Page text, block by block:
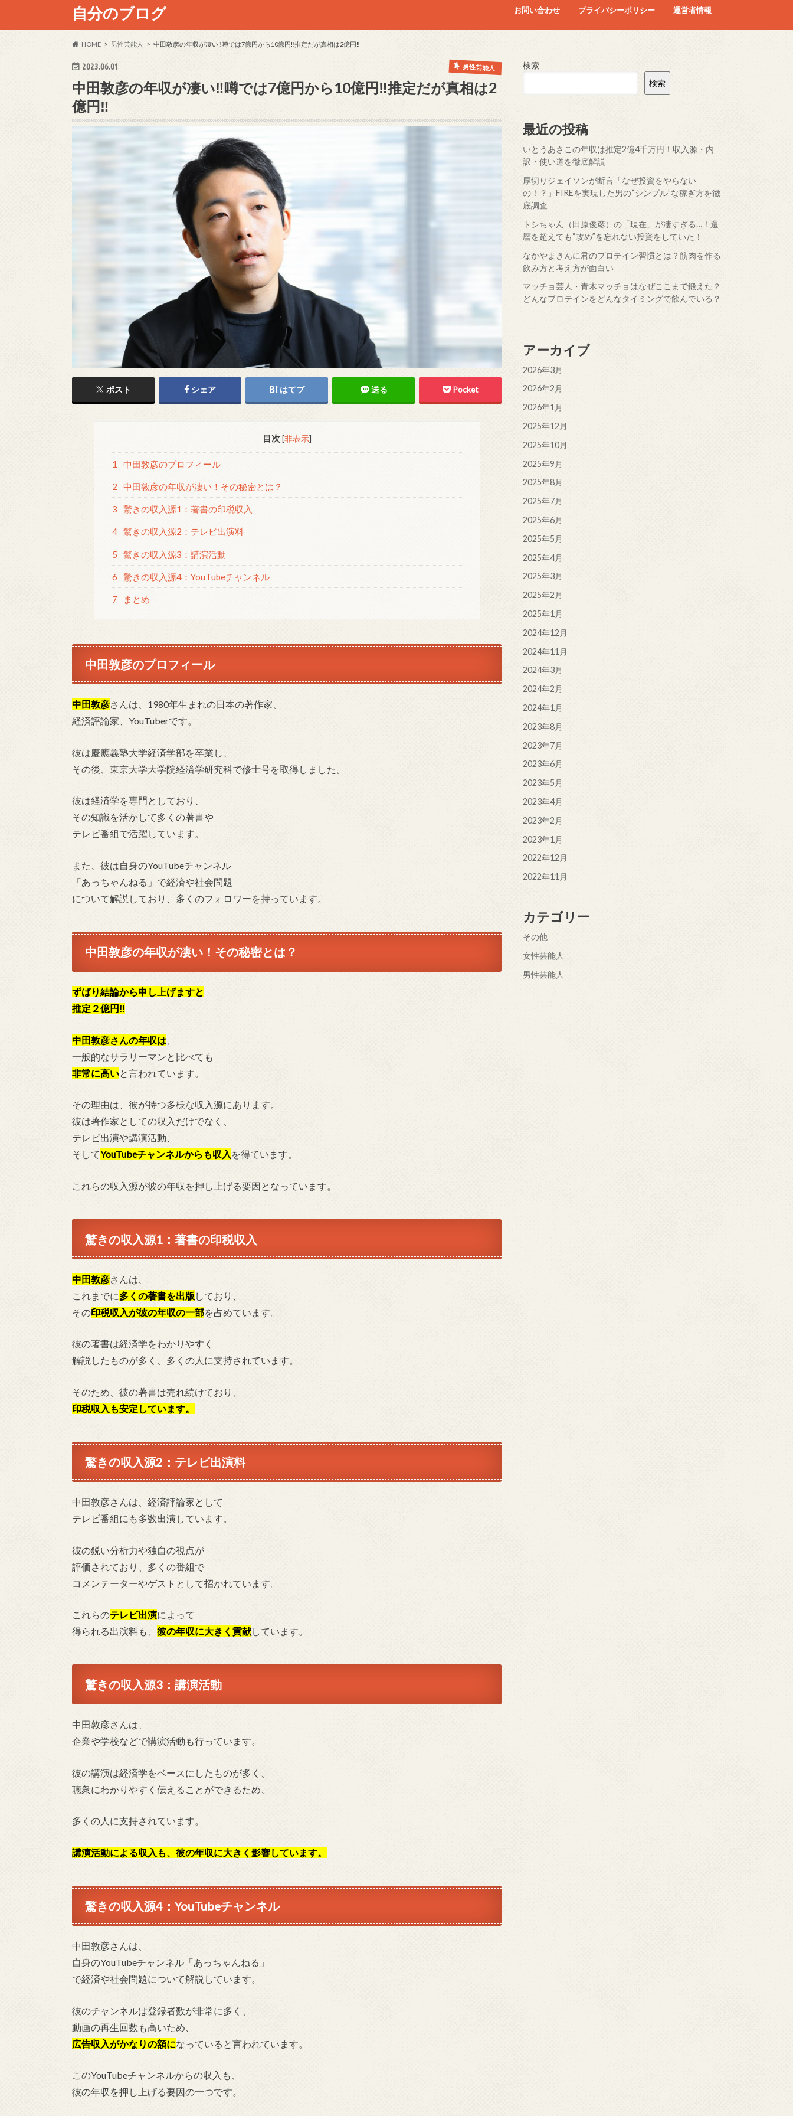
自分のブログ お問い合わせ プライバシーポリシー 運営者情報
HOME 男性芸能人 中田敦彦の年収が凄い‼噂では7億円から10億円‼推定だが真相は2億円‼
2023.06.01 男性芸能人
中田敦彦の年収が凄い‼噂では7億円から10億円‼推定だが真相は2
億円‼
ポスト シェア はてブ 送る Pocket
目次 [非表示]
1 中田敦彦のプロフィール
2 中田敦彦の年収が凄い！その秘密とは？
3 驚きの収入源1：著書の印税収入
4 驚きの収入源2：テレビ出演料
5 驚きの収入源3：講演活動
6 驚きの収入源4：YouTubeチャンネル
7 まとめ
中田敦彦のプロフィール
中田敦彦さんは、1980年生まれの日本の著作家、
経済評論家、YouTuberです。
彼は慶應義塾大学経済学部を卒業し、
その後、東京大学大学院経済学研究科で修士号を取得しました。
彼は経済学を専門としており、
その知識を活かして多くの著書や
テレビ番組で活躍しています。
また、彼は自身のYouTubeチャンネル
「あっちゃんねる」で経済や社会問題
について解説しており、多くのフォロワーを持っています。
中田敦彦の年収が凄い！その秘密とは？
ずばり結論から申し上げますと
推定２億円‼
中田敦彦さんの年収は
一般的なサラリーマンと比べても
非常に高いと言われています。
その理由は、彼が持つ多様な収入源にあります。
彼は著作家としての収入だけでなく、
テレビ出演や講演活動、
そしてYouTubeチャンネルからも収入 を得ています。
これらの収入源が彼の年収を押し上げる要因となっています。
驚きの収入源1：著書の印税収入
中田敦彦さんは、
これまでに多くの著書を出版 しており、
その印税収入が彼の年収の一部を占めています。
彼の著書は経済学をわかりやすく
解説したものが多く、多くの人に支持されています。
そのため、彼の著書は売れ続けており、
印税収入も安定しています。
驚きの収入源2：テレビ出演料
中田敦彦さんは、経済評論家として
テレビ番組にも多数出演しています。
彼の鋭い分析力や独自の視点が
評価されており、多くの番組で
コメンテーターやゲストとして招かれています。
これらのテレビ出演によって
得られる出演料も、 彼の年収に大きく貢献しています。
驚きの収入源3：講演活動
中田敦彦さんは、
企業や学校などで講演活動も行っています。
彼の講演は経済学をベースにしたものが多く、
聴衆にわかりやすく伝えることができるため、
多くの人に支持されています。
講演活動による収入も、彼の年収に大きく影響しています。
驚きの収入源4：YouTubeチャンネル
中田敦彦さんは、
自身のYouTubeチャンネル「あっちゃんねる」
で経済や社会問題について解説しています。
彼のチャンネルは登録者数が非常に多く、
動画の再生回数も高いため、
広告収入がかなりの額になっていると言われています。
このYouTubeチャンネルからの収入も、
彼の年収を押し上げる要因の一つです。
検索
検索
最近の投稿
いとうあさこの年収は推定2億4千万円！収入源・内
訳・使い道を徹底解説
厚切りジェイソンが断言「なぜ投資をやらない
の！？」FIREを実現した男の“シンプル”な稼ぎ方を徹
底調査
トシちゃん（田原俊彦）の「現在」が凄すぎる…！還
暦を超えても“攻め”を忘れない投資をしていた！
なかやまきんに君のプロテイン習慣とは？筋肉を作る
飲み方と考え方が面白い
マッチョ芸人・青木マッチョはなぜここまで鍛えた？
どんなプロテインをどんなタイミングで飲んでいる？
アーカイブ
2026年3月
2026年2月
2026年1月
2025年12月
2025年10月
2025年9月
2025年8月
2025年7月
2025年6月
2025年5月
2025年4月
2025年3月
2025年2月
2025年1月
2024年12月
2024年11月
2024年3月
2024年2月
2024年1月
2023年8月
2023年7月
2023年6月
2023年5月
2023年4月
2023年2月
2023年1月
2022年12月
2022年11月
カテゴリー
その他
女性芸能人
男性芸能人